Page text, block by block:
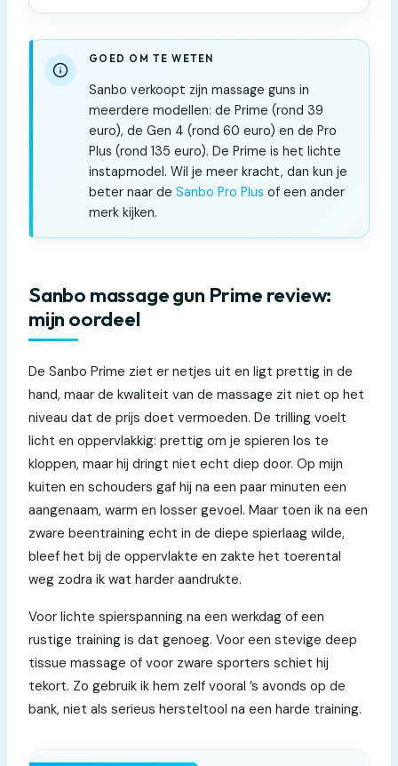
GOED OM TE WETEN
Sanbo verkoopt zijn massage guns in
meerdere modellen: de Prime (rond 39
euro), de Gen 4 (rond 60 euro) en de Pro
Plus (rond 135 euro). De Prime is het lichte
instapmodel. Wil je meer kracht, dan kun je
beter naar de Sanbo Pro Plus of een ander
merk kijken.
Sanbo massage gun Prime review:
mijn oordeel
De Sanbo Prime ziet er netjes uit en ligt prettig in de
hand, maar de kwaliteit van de massage zit niet op het
niveau dat de prijs doet vermoeden. De trilling voelt
licht en oppervlakkig: prettig om je spieren los te
kloppen, maar hij dringt niet echt diep door. Op mijn
kuiten en schouders gaf hij na een paar minuten een
aangenaam, warm en losser gevoel. Maar toen ik na een
zware beentraining echt in de diepe spierlaag wilde,
bleef het bij de oppervlakte en zakte het toerental
weg zodra ik wat harder aandrukte.
Voor lichte spierspanning na een werkdag of een
rustige training is dat genoeg. Voor een stevige deep
tissue massage of voor zware sporters schiet hij
tekort. Zo gebruik ik hem zelf vooral ’s avonds op de
bank, niet als serieus hersteltool na een harde training.